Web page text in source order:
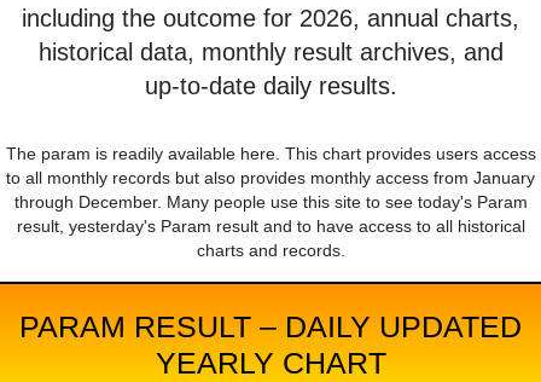
including the outcome for 2026, annual charts,
historical data, monthly result archives, and
up-to-date daily results.
The param is readily available here. This chart provides users access
to all monthly records but also provides monthly access from January
through December. Many people use this site to see today's Param
result, yesterday's Param result and to have access to all historical
charts and records.
PARAM RESULT – DAILY UPDATED
YEARLY CHART